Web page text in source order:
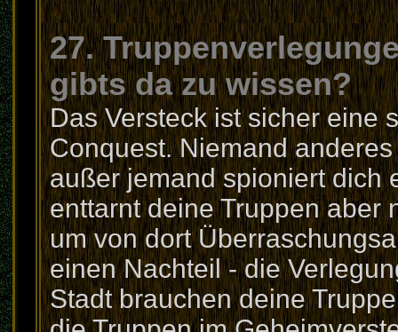
27.
gibts da zu wissen?
Das Versteck ist sicher eine
Conquest. Niemand
außer jemand spioniert dich
enttarnt deine Truppen aber
um von dort
einen Nachteil - die
Stadt brauchen deine